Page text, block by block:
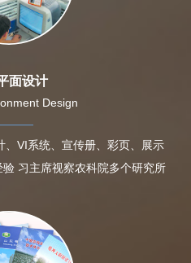
面设计
Design
、VI系统、宣传册、彩页、展示
习主席视察农科院多个研究所